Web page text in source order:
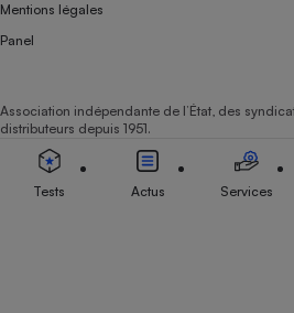
Mentions légales
Panel
Association indépendante de l’État, des
distributeurs depuis 1951.
Tests Actus Services